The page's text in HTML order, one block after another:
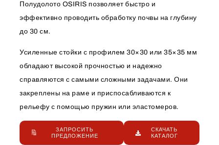
Полудолото OSIRIS позволяет быстро и
эффективно проводить обработку почвы на глубину
до 30 см.
Усиленные стойки с профилем 30×30 или 35×35 мм
обладают высокой прочностью и надежно
справляются с самыми сложными задачами. Они
закреплены на раме и приспосабливаются к
рельефу с помощью пружин или эластомеров.
ЗАПРОСИТЬ
ПРЕДЛОЖЕНИЕ
СКАЧАТЬ
КАТАЛОГ